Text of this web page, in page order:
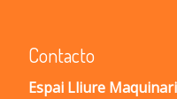
Contacto
Espai Lliure